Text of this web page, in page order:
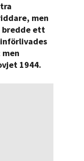
men
bredde ett
1944.